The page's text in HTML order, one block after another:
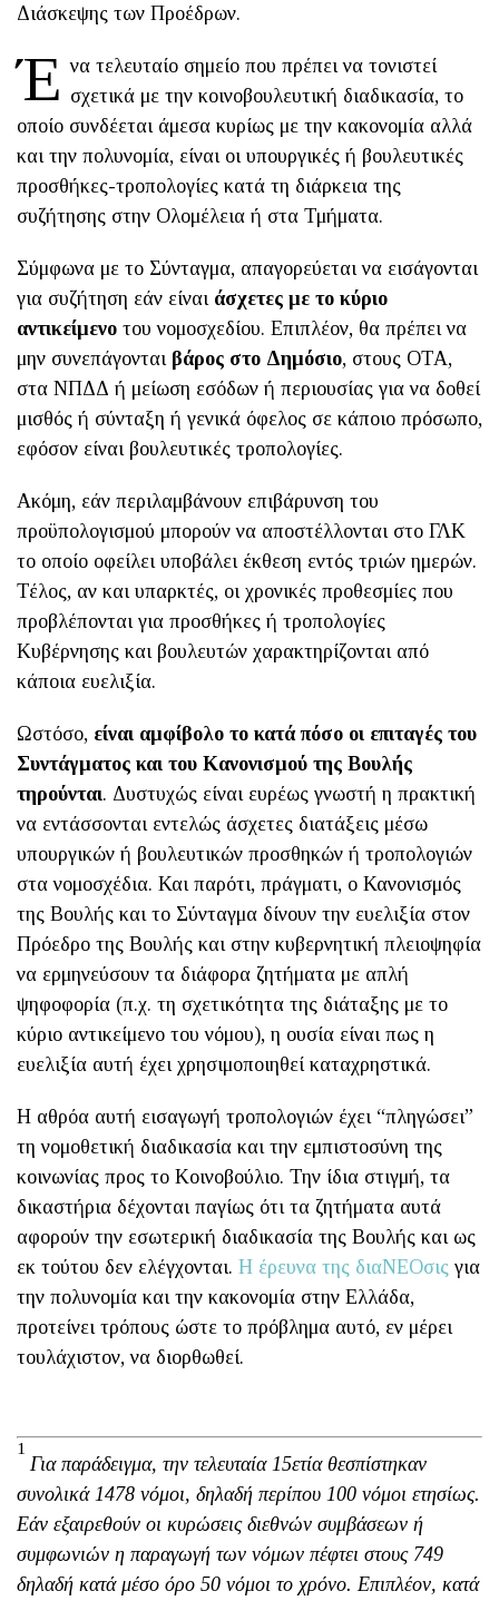
Διάσκεψης των Προέδρων.
Έ να τελευταίο σημείο που πρέπει να τονιστεί
σχετικά με την κοινοβουλευτική διαδικασία, το
οποίο συνδέεται άμεσα κυρίως με την κακονομία αλλά
και την πολυνομία, είναι οι υπουργικές ή βουλευτικές
προσθήκες-τροπολογίες κατά τη διάρκεια της
συζήτησης στην Ολομέλεια ή στα Τμήματα.
Σύμφωνα με το Σύνταγμα, απαγορεύεται να εισάγονται
για συζήτηση εάν είναι άσχετες με το κύριο
αντικείμενο του νομοσχεδίου. Επιπλέον, θα πρέπει να
μην συνεπάγονται βάρος στο Δημόσιο, στους ΟΤΑ,
στα ΝΠΔΔ ή μείωση εσόδων ή περιουσίας για να δοθεί
μισθός ή σύνταξη ή γενικά όφελος σε κάποιο πρόσωπο,
εφόσον είναι βουλευτικές τροπολογίες.
Ακόμη, εάν περιλαμβάνουν επιβάρυνση του
προϋπολογισμού μπορούν να αποστέλλονται στο ΓΛΚ
το οποίο οφείλει υποβάλει έκθεση εντός τριών ημερών.
Τέλος, αν και υπαρκτές, οι χρονικές προθεσμίες που
προβλέπονται για προσθήκες ή τροπολογίες
Κυβέρνησης και βουλευτών χαρακτηρίζονται από
κάποια ευελιξία.
Ωστόσο, είναι αμφίβολο το κατά πόσο οι επιταγές του
Συντάγματος και του Κανονισμού της Βουλής
τηρούνται. Δυστυχώς είναι ευρέως γνωστή η πρακτική
να εντάσσονται εντελώς άσχετες διατάξεις μέσω
υπουργικών ή βουλευτικών προσθηκών ή τροπολογιών
στα νομοσχέδια. Και παρότι, πράγματι, ο Κανονισμός
της Βουλής και το Σύνταγμα δίνουν την ευελιξία στον
Πρόεδρο της Βουλής και στην κυβερνητική πλειοψηφία
να ερμηνεύσουν τα διάφορα ζητήματα με απλή
ψηφοφορία (π.χ. τη σχετικότητα της διάταξης με το
κύριο αντικείμενο του νόμου), η ουσία είναι πως η
ευελιξία αυτή έχει χρησιμοποιηθεί καταχρηστικά.
Η αθρόα αυτή εισαγωγή τροπολογιών έχει “πληγώσει”
τη νομοθετική διαδικασία και την εμπιστοσύνη της
κοινωνίας προς το Κοινοβούλιο. Την ίδια στιγμή, τα
δικαστήρια δέχονται παγίως ότι τα ζητήματα αυτά
αφορούν την εσωτερική διαδικασία της Βουλής και ως
εκ τούτου δεν ελέγχονται. Η έρευνα της διαΝΕΟσις για
την πολυνομία και την κακονομία στην Ελλάδα,
προτείνει τρόπους ώστε το πρόβλημα αυτό, εν μέρει
τουλάχιστον, να διορθωθεί.
1
Για παράδειγμα, την τελευταία 15ετία θεσπίστηκαν
συνολικά 1478 νόμοι, δηλαδή περίπου 100 νόμοι ετησίως.
Εάν εξαιρεθούν οι κυρώσεις διεθνών συμβάσεων ή
συμφωνιών η παραγωγή των νόμων πέφτει στους 749
δηλαδή κατά μέσο όρο 50 νόμοι το χρόνο. Επιπλέον, κατά